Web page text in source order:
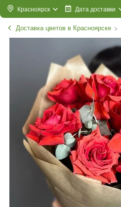
Красноярск Дата доставки
Доставка цветов в Красноярске